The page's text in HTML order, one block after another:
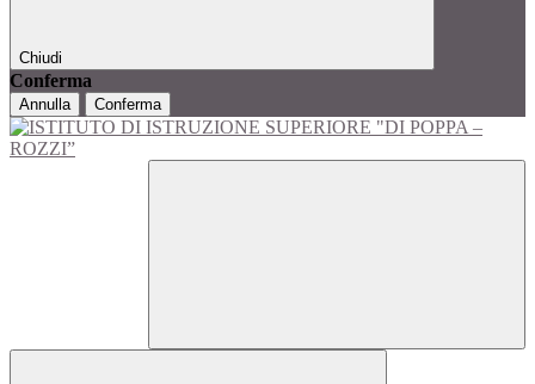
Chiudi
Conferma
Annulla Conferma